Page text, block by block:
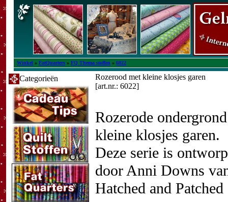
Winkel » FatQuarters » FQ Thema stoffen » 6022
Categorieën
Rozerood met kleine klosjes garen
[art.nr.: 6022]
Rozerode
kleine klosjes garen.
Deze serie is
door Anni Downs
Hatched and Patched